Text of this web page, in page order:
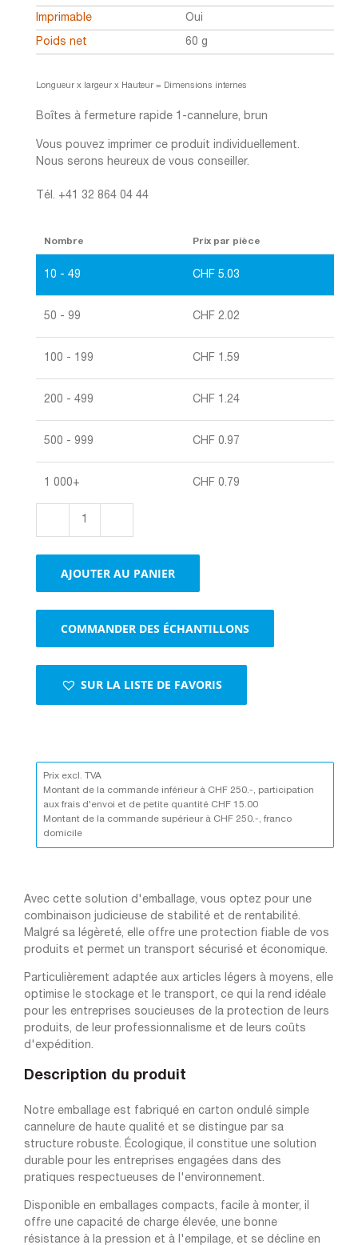
Imprimable Oui
Poids net 60 g
Longueur x largeur x Hauteur = Dimensions internes
Boîtes à fermeture rapide 1-cannelure, brun
Vous pouvez imprimer ce produit individuellement.
Nous serons heureux de vous conseiller.
Tél. +41 32 864 04 44
Nombre Prix par pièce
10 - 49 CHF 5.03
50 - 99 CHF 2.02
100 - 199 CHF 1.59
200 - 499 CHF 1.24
500 - 999 CHF 0.97
1 000+ CHF 0.79
à
fermeture
rapide
1-
AJOUTER AU PANIER
COMMANDER DES ÉCHANTILLONS
SUR LA LISTE DE FAVORIS
Prix excl. TVA
Montant de la commande inférieur à CHF 250.-, participation
aux frais d'envoi et de petite quantité CHF 15.00
Montant de la commande supérieur à CHF 250.-, franco
domicile
Avec cette solution d'emballage, vous optez pour une
combinaison judicieuse de stabilité et de rentabilité.
Malgré sa légèreté, elle offre une protection fiable de vos
produits et permet un transport sécurisé et économique.
Particulièrement adaptée aux articles légers à moyens, elle
optimise le stockage et le transport, ce qui la rend idéale
pour les entreprises soucieuses de la protection de leurs
produits, de leur professionnalisme et de leurs coûts
d'expédition.
Description du produit
Notre emballage est fabriqué en carton ondulé simple
cannelure de haute qualité et se distingue par sa
structure robuste. Écologique, il constitue une solution
durable pour les entreprises engagées dans des
pratiques respectueuses de l'environnement.
Disponible en emballages compacts, facile à monter, il
offre une capacité de charge élevée, une bonne
résistance à la pression et à l'empilage, et se décline en